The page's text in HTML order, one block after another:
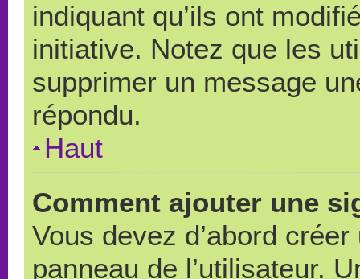
indiquant qu’ils ont
initiative. Notez que les
supprimer un message
répondu.
Haut
Comment ajouter une
Vous devez d’abord
panneau de l’utilisateur.